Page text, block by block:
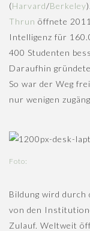
(Harvard/Berkeley
Thrun öffnete
Intelligenz für
400 Studenten
Daraufhin
So war der Weg
nur wenigen
Foto:
Bildung wird durch
von den
Zulauf. Weltweit